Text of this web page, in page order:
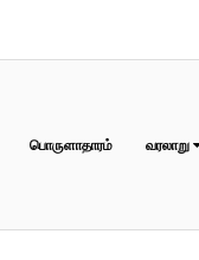
பொருளாதாரம் வரலாறு